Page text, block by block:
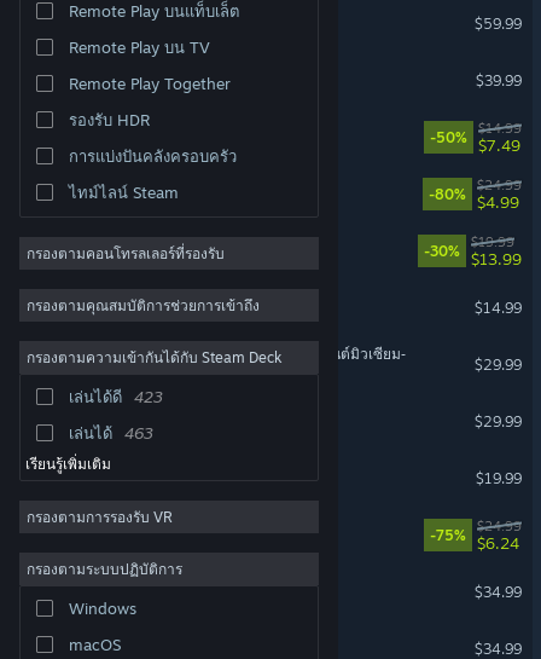
Remote Play บนแท็บเล็ต
Remote Play บน TV
Remote Play Together
รองรับ HDR
การแบ่งปันคลังครอบครัว
ไทม์ไลน์ Steam
กรองตามคอนโทรลเลอร์ที่รองรับ
กรองตามคุณสมบัติการช่วยการเข้าถึง
กรองตามความเข้ากันได้กับ Steam Deck
เล่นได้ดี
423
เล่นได้
463
เรียนรู้เพิ่มเติม
กรองตามการรองรับ VR
กรองตามระบบปฏิบัติการ
Windows
macOS
Black Myth: Wukong
$59.99
$39.99
-50%
$14.99
$7.49
-80%
$24.99
$4.99
Gunfire Reborn
-30%
$19.99
$13.99
ARK: Survival Evolved
$14.99
Two Point Museum ‐ทูพ็อยนต์มิวเซียม‐
$29.99
$29.99
$19.99
Slay the Spire
-75%
$24.99
$6.24
$34.99
$34.99